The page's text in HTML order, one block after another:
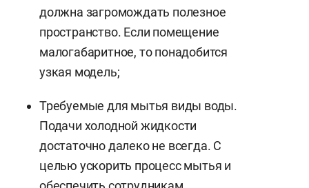
должна загромождать полезное
пространство. Если помещение
малогабаритное, то понадобится
узкая модель;
Требуемые для мытья виды воды.
Подачи холодной жидкости
достаточно далеко не всегда. С
целью ускорить процесс мытья и